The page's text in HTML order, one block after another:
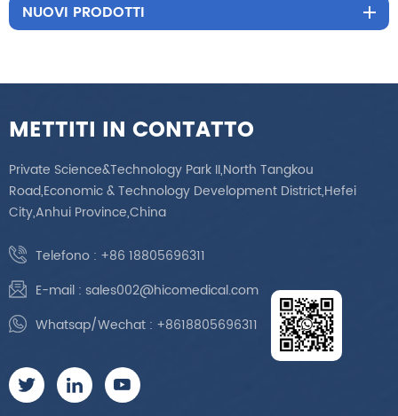
NUOVI PRODOTTI
METTITI IN CONTATTO
Private Science&Technology Park II,North Tangkou
Road,Economic & Technology Development District,Hefei
City,Anhui Province,China
Telefono : +86 18805696311
E-mail : sales002@hicomedical.com
Whatsap/Wechat : +8618805696311